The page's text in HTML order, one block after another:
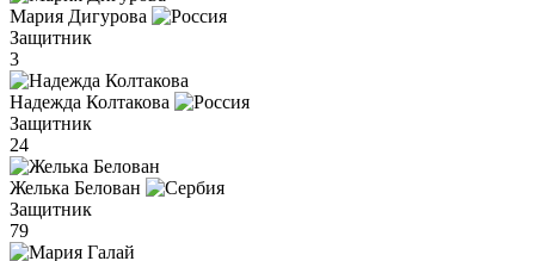
Мария Дигурова
Защитник
3
Надежда Колтакова
Защитник
24
Желька Белован
Защитник
79